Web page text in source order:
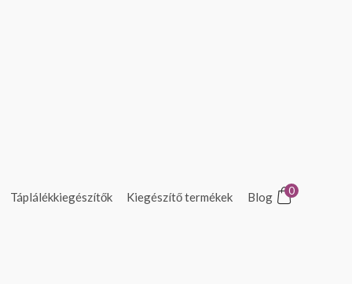
Táplálékkiegészítők Kiegészítő termékek Blog 0